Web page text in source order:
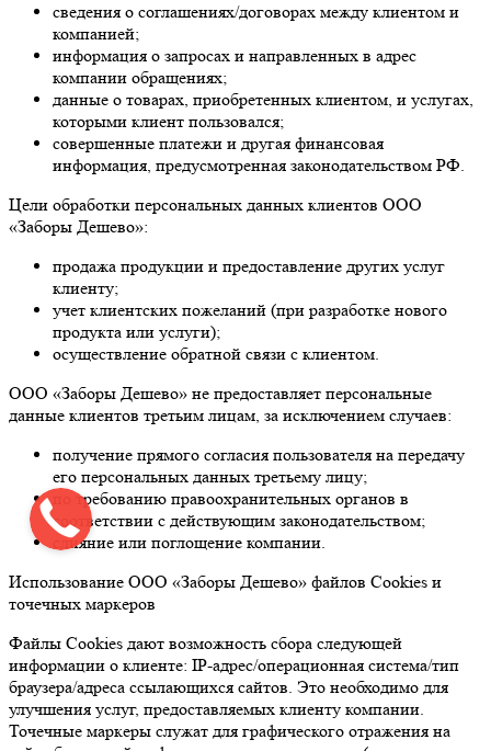
сведения о соглашениях/договорах между клиентом и
компанией;
информация о запросах и направленных в адрес
компании обращениях;
данные о товарах, приобретенных клиентом, и услугах,
которыми клиент пользовался;
совершенные платежи и другая финансовая
информация, предусмотренная законодательством РФ.
Цели обработки персональных данных клиентов ООО
«Заборы Дешево»:
продажа продукции и предоставление других услуг
клиенту;
учет клиентских пожеланий (при разработке нового
продукта или услуги);
осуществление обратной связи с клиентом.
ООО «Заборы Дешево» не предоставляет персональные
данные клиентов третьим лицам, за исключением случаев:
получение прямого согласия пользователя на передачу
его персональных данных третьему лицу;
по требованию правоохранительных органов в
соответствии с действующим законодательством;
слияние или поглощение компании.
Использование ООО «Заборы Дешево» файлов Cookies и
точечных маркеров
Файлы Cookies дают возможность сбора следующей
информации о клиенте: IP-адрес/операционная система/тип
браузера/адреса ссылающихся сайтов. Это необходимо для
улучшения услуг, предоставляемых клиенту компании.
Точечные маркеры служат для графического отражения на